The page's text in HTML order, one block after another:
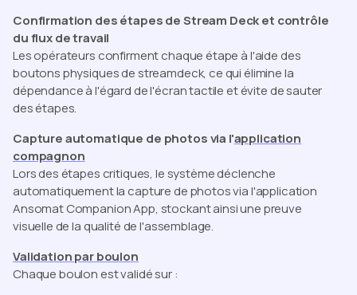
Confirmation des étapes de Stream Deck et contrôle
du flux de travail
Les opérateurs confirment chaque étape à l'aide des
boutons physiques de streamdeck, ce qui élimine la
dépendance à l'égard de l'écran tactile et évite de sauter
des étapes.
Capture automatique de photos via l'application
compagnon
Lors des étapes critiques, le système déclenche
automatiquement la capture de photos via l'application
Ansomat Companion App, stockant ainsi une preuve
visuelle de la qualité de l'assemblage.
Validation par boulon
Chaque boulon est validé sur :